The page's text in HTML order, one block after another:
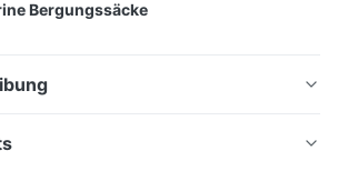
Bergungssäcke
Gummimaterial Pontoon